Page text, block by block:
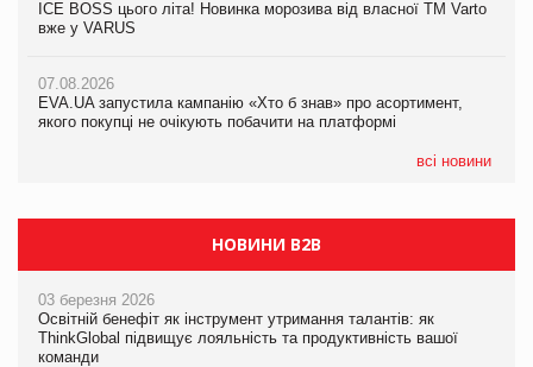
ICE BOSS цього літа! Новинка морозива від власної ТМ Varto
вже у VARUS
07.08.2026
EVA.UA запустила кампанію «Хто б знав» про асортимент,
якого покупці не очікують побачити на платформі
всі новини
06.08.2026
Смачна новинка для хвостатих: у VARUS з’явилися паучі
05.08.2026
Мережа супермаркетів VARUS купує мережу магазинів
НОВИНИ B2B
03 березня 2026
Освітній бенефіт як інструмент утримання талантів: як
ThinkGlobal підвищує лояльність та продуктивність вашої
команди